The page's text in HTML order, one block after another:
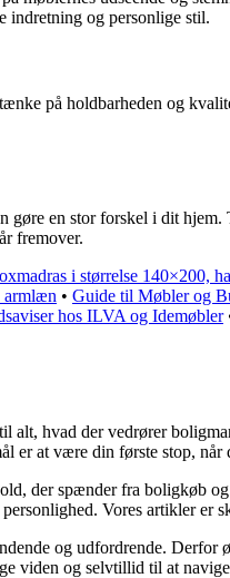
indretning og personlige stil.
på holdbarheden og
en stor forskel i dit
fremover.
i størrelse 140×200,
armlæn • Guide til Møbler og
hos ILVA og Idemøbler
hvad der vedrører
er at være din første stop,
der spænder fra boligkøb
Vores artikler er
og udfordrende. Derfor
viden og selvtillid til at